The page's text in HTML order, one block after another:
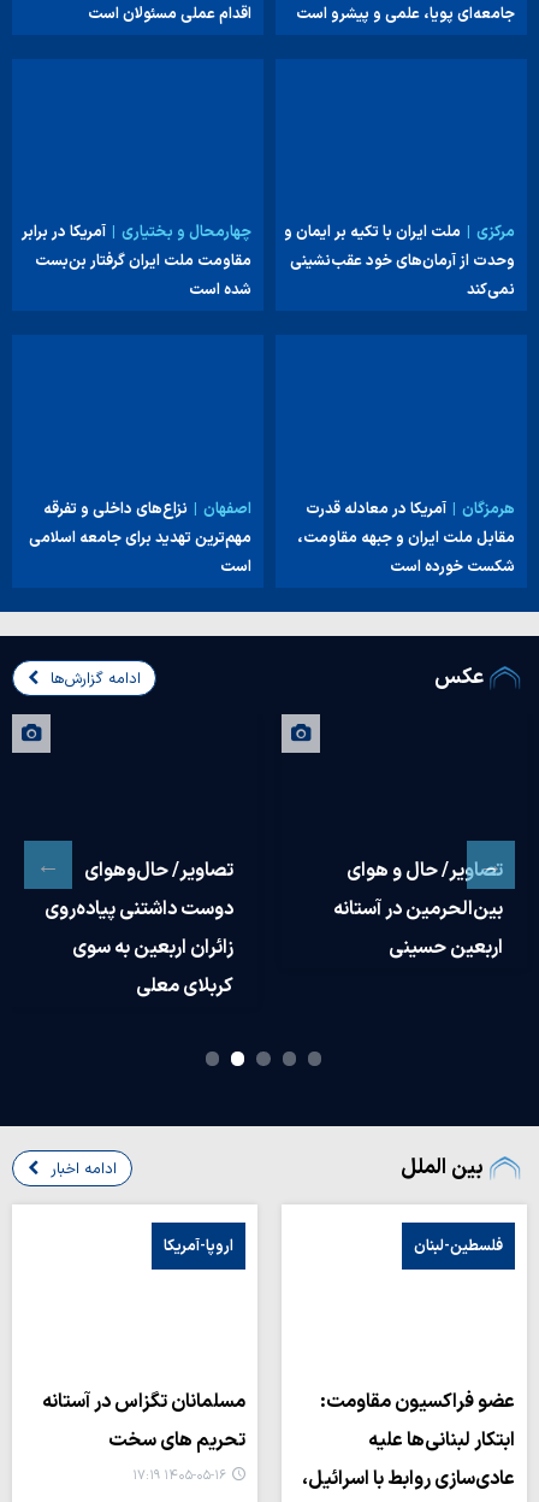
جامعه‌ای پویا، علمی و پیشرو است
اقدام عملی مسئولان است
مرکزی
ملت ایران با تکیه بر ایمان و
وحدت از آرمان‌های خود عقب‌نشینی
نمی‌کند
چهارمحال و بختیاری
آمریکا در برابر
مقاومت ملت ایران گرفتار بن‌بست
شده است
هرمزگان
آمریکا در معادله قدرت
مقابل ملت ایران و جبهه مقاومت،
شکست خورده است
اصفهان
نزاع‌های داخلی و تفرقه
مهم‌ترین تهدید برای جامعه اسلامی
است
عکس ادامه گزارش‌ها
و هوای
در آستانه
تصاویر/ حال‌وهوای
دوست داشتنی پیاده‌روی
زائران اربعین به سوی
بین الملل ادامه اخبار
فلسطین-لبنان
عضو فراکسیون مقاومت:
ابتکار لبنانی‌ها علیه
عادی‌سازی روابط با اسرائیل،
اروپا-آمریکا
مسلمانان تگزاس در آستانه
تحریم های سخت
۱۴۰۵-۰۵-۱۶ ۱۷:۱۹